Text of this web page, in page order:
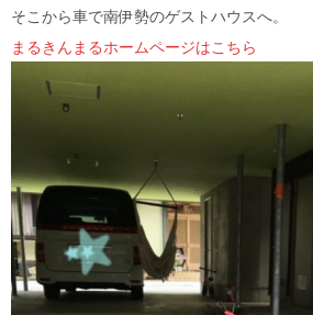
そこから車で南伊勢のゲストハウスへ。
まるきんまるホームページはこちら